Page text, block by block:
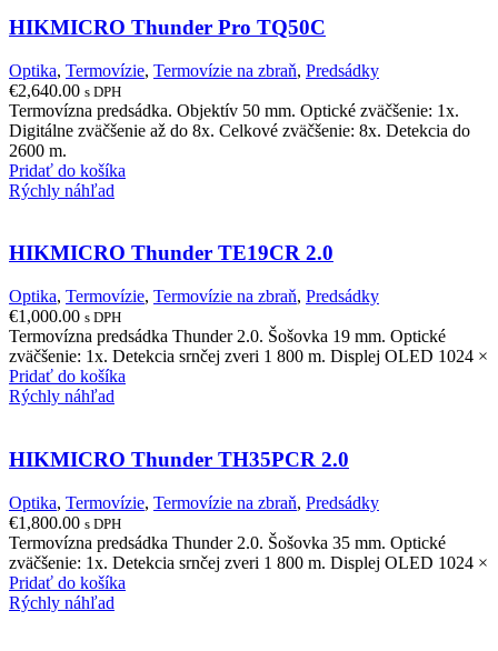
HIKMICRO Thunder Pro TQ50C
Optika, Termovízie, Termovízie na zbraň, Predsádky
€2,640.00 s DPH
Termovízna predsádka. Objektív 50 mm. Optické zväčšenie: 1x.
Digitálne zväčšenie až do 8x. Celkové zväčšenie: 8x. Detekcia do
2600 m.
Pridať do košíka
Rýchly náhľad
HIKMICRO Thunder TE19CR 2.0
Optika, Termovízie, Termovízie na zbraň, Predsádky
€1,000.00 s DPH
Termovízna predsádka Thunder 2.0. Šošovka 19 mm. Optické
zväčšenie: 1x. Detekcia srnčej zveri 1 800 m. Displej OLED 1024 ×
Pridať do košíka
Rýchly náhľad
HIKMICRO Thunder TH35PCR 2.0
Optika, Termovízie, Termovízie na zbraň, Predsádky
€1,800.00 s DPH
Termovízna predsádka Thunder 2.0. Šošovka 35 mm. Optické
zväčšenie: 1x. Detekcia srnčej zveri 1 800 m. Displej OLED 1024 ×
Pridať do košíka
Rýchly náhľad